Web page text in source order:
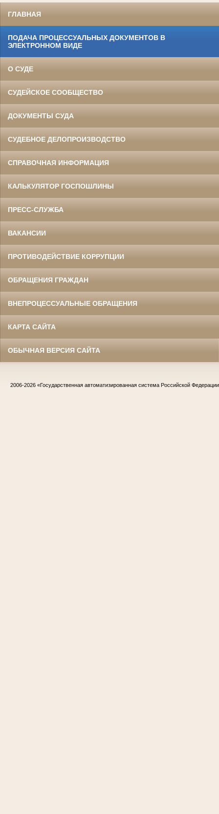
ГЛАВНАЯ
ПОДАЧА ПРОЦЕССУАЛЬНЫХ ДОКУМЕНТОВ В
ЭЛЕКТРОННОМ ВИДЕ
О СУДЕ
СУДЕЙСКОЕ СООБЩЕСТВО
ДОКУМЕНТЫ СУДА
СУДЕБНОЕ ДЕЛОПРОИЗВОДСТВО
СПРАВОЧНАЯ ИНФОРМАЦИЯ
КАЛЬКУЛЯТОР ГОСПОШЛИНЫ
ПРЕСС-СЛУЖБА
ВАКАНСИИ
ПРОТИВОДЕЙСТВИЕ КОРРУПЦИИ
ОБРАЩЕНИЯ ГРАЖДАН
ВНЕПРОЦЕССУАЛЬНЫЕ ОБРАЩЕНИЯ
КАРТА САЙТА
ОБЫЧНАЯ ВЕРСИЯ САЙТА
2006-2026 «Государственная автоматизированная система Российской